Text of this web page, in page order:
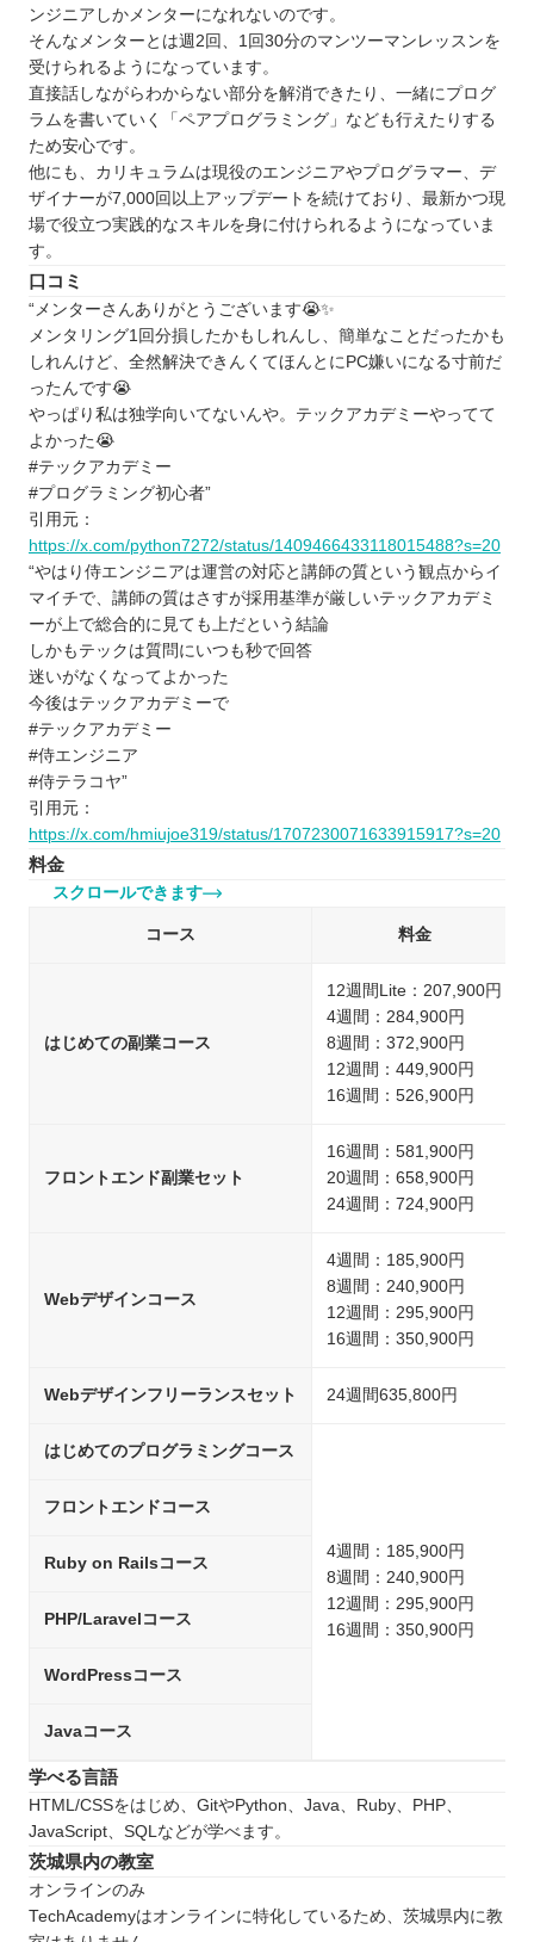
ンジニアしかメンターになれないのです。
そんなメンターとは週2回、1回30分のマンツーマンレッスンを
受けられるようになっています。
直接話しながらわからない部分を解消できたり、一緒にプログ
ラムを書いていく「ペアプログラミング」なども行えたりする
ため安心です。
他にも、カリキュラムは現役のエンジニアやプログラマー、デ
ザイナーが7,000回以上アップデートを続けており、最新かつ現
場で役立つ実践的なスキルを身に付けられるようになっていま
す。
口コミ
“メンターさんありがとうございます😭✨
メンタリング1回分損したかもしれんし、簡単なことだったかも
しれんけど、全然解決できんくてほんとにPC嫌いになる寸前だ
ったんです😭
やっぱり私は独学向いてないんや。テックアカデミーやってて
よかった😭
#テックアカデミー
#プログラミング初心者”
引用元：
https://x.com/python7272/status/1409466433118015488?s=20
“やはり侍エンジニアは運営の対応と講師の質という観点からイ
マイチで、講師の質はさすが採用基準が厳しいテックアカデミ
ーが上で総合的に見ても上だという結論
しかもテックは質問にいつも秒で回答
迷いがなくなってよかった
今後はテックアカデミーで
#テックアカデミー
#侍エンジニア
#侍テラコヤ”
引用元：
https://x.com/hmiujoe319/status/1707230071633915917?s=20
料金
スクロールできます
コース 料金
はじめての副業コース
12週間Lite：207,900円
4週間：284,900円
8週間：372,900円
12週間：449,900円
16週間：526,900円
フロントエンド副業セット
16週間：581,900円
20週間：658,900円
24週間：724,900円
Webデザインコース
4週間：185,900円
8週間：240,900円
12週間：295,900円
16週間：350,900円
Webデザインフリーランスセット 24週間635,800円
はじめてのプログラミングコース
4週間：185,900円
8週間：240,900円
12週間：295,900円
16週間：350,900円
フロントエンドコース
Ruby on Railsコース
PHP/Laravelコース
WordPressコース
Javaコース
学べる言語
HTML/CSSをはじめ、GitやPython、Java、Ruby、PHP、
JavaScript、SQLなどが学べます。
茨城県内の教室
オンラインのみ
TechAcademyはオンラインに特化しているため、茨城県内に教